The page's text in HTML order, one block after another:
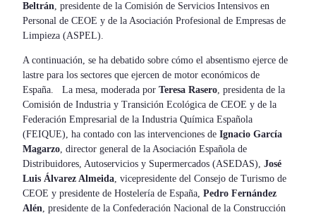
Beltrán, presidente de la Comisión de Servicios Intensivos en
Personal de CEOE y de la Asociación Profesional de Empresas de
Limpieza (ASPEL).
A continuación, se ha debatido sobre cómo el absentismo ejerce de
lastre para los sectores que ejercen de motor económicos de
España. La mesa, moderada por Teresa Rasero, presidenta de la
Comisión de Industria y Transición Ecológica de CEOE y de la
Federación Empresarial de la Industria Química Española
(FEIQUE), ha contado con las intervenciones de Ignacio García
Magarzo, director general de la Asociación Española de
Distribuidores, Autoservicios y Supermercados (ASEDAS), José
Luis Álvarez Almeida, vicepresidente del Consejo de Turismo de
CEOE y presidente de Hostelería de España, Pedro Fernández
Alén, presidente de la Confederación Nacional de la Construcción